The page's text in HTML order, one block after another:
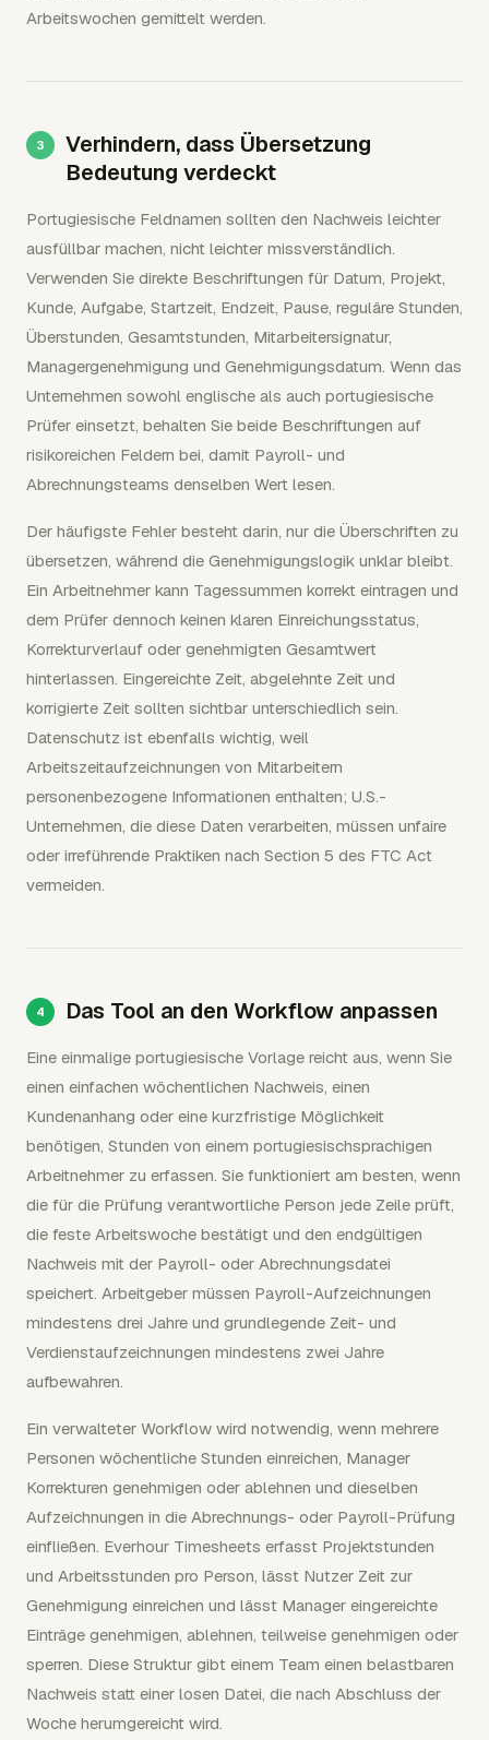
Arbeitswochen gemittelt werden.
Verhindern, dass Übersetzung
Bedeutung verdeckt
Portugiesische Feldnamen sollten den Nachweis leichter
ausfüllbar machen, nicht leichter missverständlich.
Verwenden Sie direkte Beschriftungen für Datum, Projekt,
Kunde, Aufgabe, Startzeit, Endzeit, Pause, reguläre Stunden,
Überstunden, Gesamtstunden, Mitarbeitersignatur,
Managergenehmigung und Genehmigungsdatum. Wenn das
Unternehmen sowohl englische als auch portugiesische
Prüfer einsetzt, behalten Sie beide Beschriftungen auf
risikoreichen Feldern bei, damit Payroll- und
Abrechnungsteams denselben Wert lesen.
Der häufigste Fehler besteht darin, nur die Überschriften zu
übersetzen, während die Genehmigungslogik unklar bleibt.
Ein Arbeitnehmer kann Tagessummen korrekt eintragen und
dem Prüfer dennoch keinen klaren Einreichungsstatus,
Korrekturverlauf oder genehmigten Gesamtwert
hinterlassen. Eingereichte Zeit, abgelehnte Zeit und
korrigierte Zeit sollten sichtbar unterschiedlich sein.
Datenschutz ist ebenfalls wichtig, weil
Arbeitszeitaufzeichnungen von Mitarbeitern
personenbezogene Informationen enthalten; U.S.-
Unternehmen, die diese Daten verarbeiten, müssen unfaire
oder irreführende Praktiken nach Section 5 des FTC Act
vermeiden.
Das Tool an den Workflow anpassen
Eine einmalige portugiesische Vorlage reicht aus, wenn Sie
einen einfachen wöchentlichen Nachweis, einen
Kundenanhang oder eine kurzfristige Möglichkeit
benötigen, Stunden von einem portugiesischsprachigen
Arbeitnehmer zu erfassen. Sie funktioniert am besten, wenn
die für die Prüfung verantwortliche Person jede Zeile prüft,
die feste Arbeitswoche bestätigt und den endgültigen
Nachweis mit der Payroll- oder Abrechnungsdatei
speichert. Arbeitgeber müssen Payroll-Aufzeichnungen
mindestens drei Jahre und grundlegende Zeit- und
Verdienstaufzeichnungen mindestens zwei Jahre
aufbewahren.
Ein verwalteter Workflow wird notwendig, wenn mehrere
Personen wöchentliche Stunden einreichen, Manager
Korrekturen genehmigen oder ablehnen und dieselben
Aufzeichnungen in die Abrechnungs- oder Payroll-Prüfung
einfließen. Everhour Timesheets erfasst Projektstunden
und Arbeitsstunden pro Person, lässt Nutzer Zeit zur
Genehmigung einreichen und lässt Manager eingereichte
Einträge genehmigen, ablehnen, teilweise genehmigen oder
sperren. Diese Struktur gibt einem Team einen belastbaren
Nachweis statt einer losen Datei, die nach Abschluss der
Woche herumgereicht wird.